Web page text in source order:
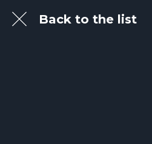
Back to the list